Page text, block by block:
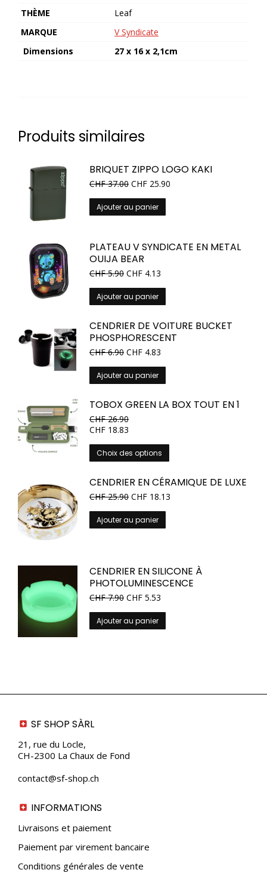
THÈME
Leaf
MARQUE
V Syndicate
Dimensions
27 x 16 x 2,1cm
Produits similaires
BRIQUET ZIPPO LOGO KAKI
CHF37.00 CHF 25.90
Ajouter au panier
PLATEAU V SYNDICATE EN METAL
OUIJA BEAR
CHF5.90 CHF 4.13
Ajouter au panier
CENDRIER DE VOITURE BUCKET
PHOSPHORESCENT
CHF6.90 CHF 4.83
Ajouter au panier
TOBOX GREEN LA BOX TOUT EN 1
CHF26.90
CHF 18.83
Choix des options
produit
plusieurs
variations.
sur
la
CENDRIER EN CÉRAMIQUE DE LUXE
CHF25.90 CHF 18.13
Ajouter au panier
CENDRIER EN SILICONE À
PHOTOLUMINESCENCE
CHF7.90 CHF 5.53
Ajouter au panier
SF SHOP SÀRL
21, rue du Locle,
CH-2300 La Chaux de Fond
contact@sf-shop.ch
INFORMATIONS
Livraisons et paiement
Paiement par virement bancaire
Conditions générales de vente